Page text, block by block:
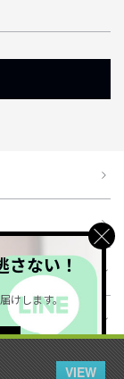
VIEW
さない！
けします。